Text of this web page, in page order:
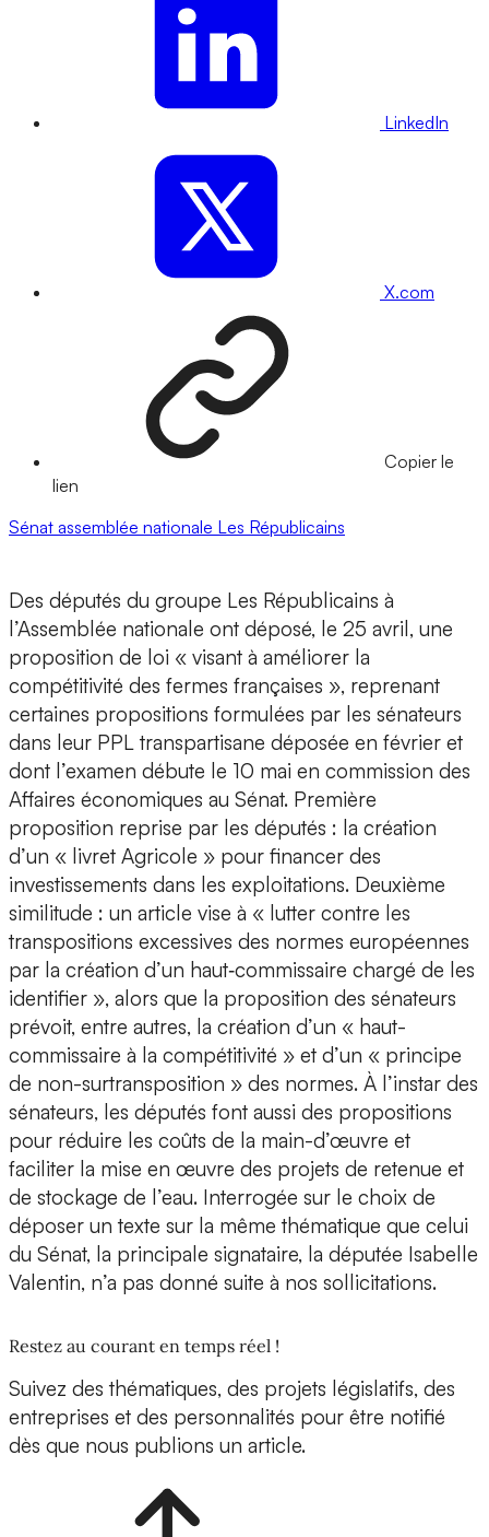
LinkedIn
X.com
Copier le
lien
Sénat assemblée nationale Les Républicains
Des députés du groupe Les Républicains à
l’Assemblée nationale ont déposé, le 25 avril, une
proposition de loi « visant à améliorer la
compétitivité des fermes françaises », reprenant
certaines propositions formulées par les sénateurs
dans leur PPL transpartisane déposée en février et
dont l’examen débute le 10 mai en commission des
Affaires économiques au Sénat. Première
proposition reprise par les députés : la création
d’un « livret Agricole » pour financer des
investissements dans les exploitations. Deuxième
similitude : un article vise à « lutter contre les
transpositions excessives des normes européennes
par la création d’un haut‑commissaire chargé de les
identifier », alors que la proposition des sénateurs
prévoit, entre autres, la création d’un « haut-
commissaire à la compétitivité » et d’un « principe
de non-surtransposition » des normes. À l’instar des
sénateurs, les députés font aussi des propositions
pour réduire les coûts de la main-d’œuvre et
faciliter la mise en œuvre des projets de retenue et
de stockage de l’eau. Interrogée sur le choix de
déposer un texte sur la même thématique que celui
du Sénat, la principale signataire, la députée Isabelle
Valentin, n’a pas donné suite à nos sollicitations.
Restez au courant en temps réel !
Suivez des thématiques, des projets législatifs, des
entreprises et des personnalités pour être notifié
dès que nous publions un article.